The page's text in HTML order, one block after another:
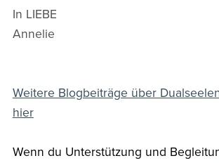
In LIEBE
Annelie
Weitere Blogbeiträge über
hier
Wenn du Unterstützung und